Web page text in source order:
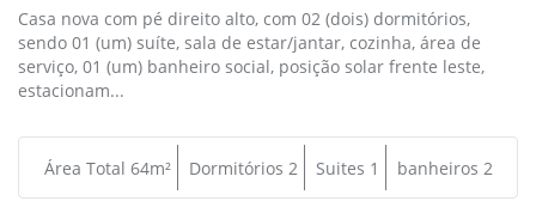
Casa nova com pé direito alto, com 02 (dois) dormitórios,
sendo 01 (um) suíte, sala de estar/jantar, cozinha, área de
serviço, 01 (um) banheiro social, posição solar frente leste,
estacionam...
Área Total 64m² Dormitórios 2 Suites 1 banheiros 2